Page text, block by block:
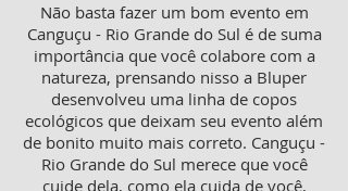
Não basta fazer um bom evento em
Canguçu - Rio Grande do Sul é de suma
importância que você colabore com a
natureza, prensando nisso a Bluper
desenvolveu uma linha de copos
ecológicos que deixam seu evento além
de bonito muito mais correto. Canguçu -
Rio Grande do Sul merece que você
cuide dela, como ela cuida de você,